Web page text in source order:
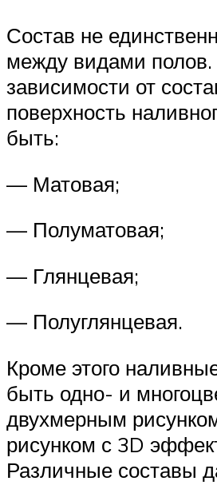
Состав не
между видами
зависимости от
поверхность
быть:
— Матовая;
— Полуматовая;
— Глянцевая;
— Полуглянцевая.
Кроме этого
быть одно- и
двухмерным
рисунком с 3D
Различные составы